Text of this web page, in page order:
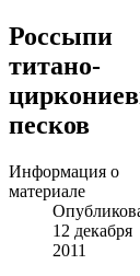
Россыпи
титано-
песков
Информация о
материале
12 декабря
2011